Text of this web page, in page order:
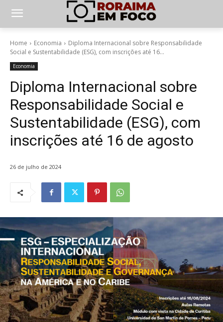
Home Economia
Diploma Internacional sobre Responsabilidade
Social e Sustentabilidade (ESG), com inscrições até 16...
Economia
Diploma Internacional sobre
Responsabilidade Social e
Sustentabilidade (ESG), com
inscrições até 16 de agosto
26 de julho de 2024